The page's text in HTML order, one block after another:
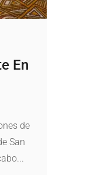
En
de
San